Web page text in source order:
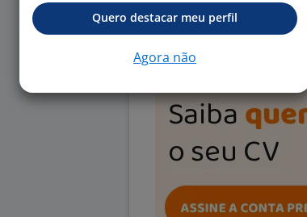
Área Profissional:
Quero destacar meu perfil
Agora não